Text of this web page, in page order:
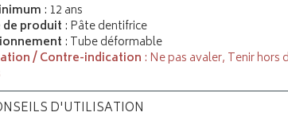
: 12 ans
produit : Pâte dentifrice
: Tube déformable
/ Contre-indication : Ne pas avaler, Tenir hors
D'UTILISATION